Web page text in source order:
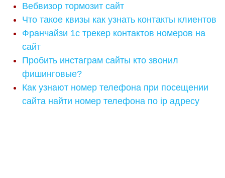
Вебвизор тормозит сайт
Что такое квизы как узнать контакты клиентов
Франчайзи 1с трекер контактов номеров на
сайт
Пробить инстаграм сайты кто звонил
фишинговые?
Как узнают номер телефона при посещении
сайта найти номер телефона по ip адресу